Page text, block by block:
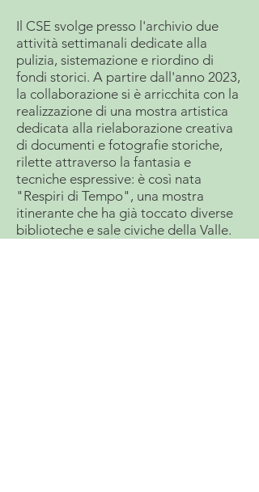
Il CSE ​svolge presso l'archivio due
attività settimanali dedicate alla
pulizia, sistemazione e riordino di
fondi storici. A partire dall'anno 2023,
la collaborazione si è arricchita con la
realizzazione di una mostra artistica
dedicata alla rielaborazione creativa
di documenti e fotografie storiche,
rilette attraverso la fantasia e
tecniche espressive: è così nata
"Respiri di Tempo", una mostra
itinerante che ha già toccato diverse
biblioteche e sale civiche della Valle.